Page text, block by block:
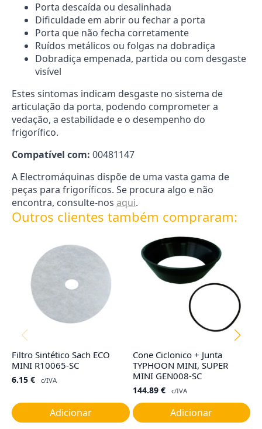
Porta descaída ou desalinhada
Dificuldade em abrir ou fechar a porta
Porta que não fecha corretamente
Ruídos metálicos ou folgas na dobradiça
Dobradiça empenada, partida ou com desgaste
visível
Estes sintomas indicam desgaste no sistema de
articulação da porta, podendo comprometer a
vedação, a estabilidade e o desempenho do
frigorífico.
Compatível com: 00481147
A Electromáquinas dispõe de uma vasta gama de
peças para frigoríficos. Se procura algo e não
encontra, consulte-nos aqui.
Outros clientes também compraram:
Filtro Sintético Sach ECO
MINI R10065-SC
6.15 € c/IVA
Adicionar
Cone Ciclonico + Junta
TYPHOON MINI, SUPER
MINI GEN008-SC
144.89 € c/IVA
Adicionar